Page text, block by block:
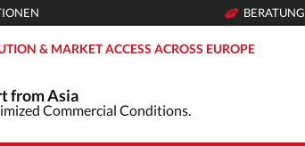
BERATUNG
& MARKET ACCESS ACROSS EUROPE
from Asia
Commercial Conditions.